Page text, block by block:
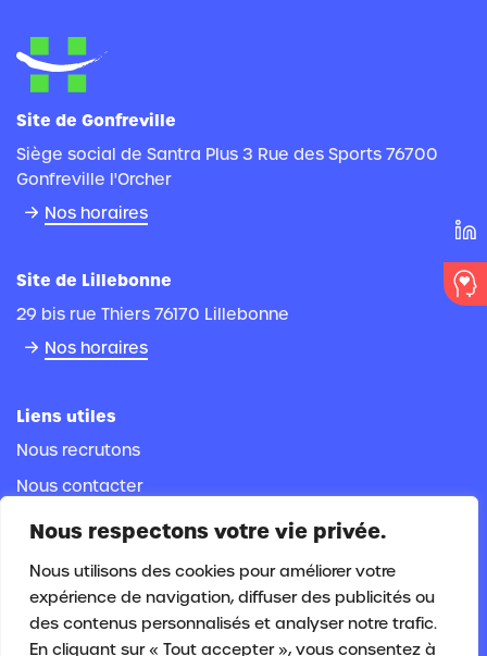
Nous respectons votre vie privée.
Nous utilisons des cookies pour améliorer votre
expérience de navigation, diffuser des publicités ou
des contenus personnalisés et analyser notre trafic.
En cliquant sur « Tout accepter », vous consentez à
Site de Gonfreville
Siège social de Santra Plus 3 Rue des Sports 76700
Gonfreville l'Orcher
Nos horaires
Site de Lillebonne
29 bis rue Thiers 76170 Lillebonne
Nos horaires
Liens utiles
Nous recrutons
Nous contacter
Espace documentaire
Espace salarié